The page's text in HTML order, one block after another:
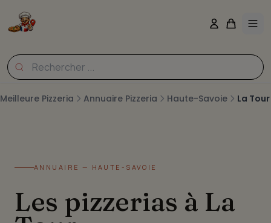
Meilleure Pizzeria Annuaire Pizzeria Haute-Savoie La Tour
ANNUAIRE — HAUTE-SAVOIE
Les pizzerias à La